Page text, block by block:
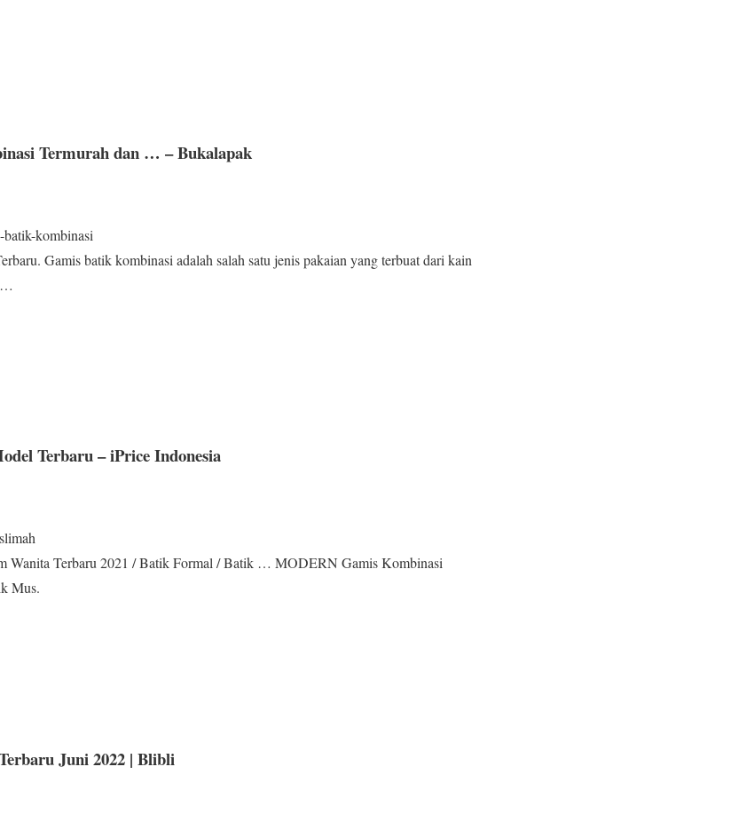
Termurah dan … – Bukalapak
batik-kombinasi
Gamis batik kombinasi adalah salah satu jenis pakaian yang terbuat dari kain
…
Terbaru – iPrice Indonesia
Terbaru 2021 / Batik Formal / Batik … MODERN Gamis Kombinasi
Mus.
Juni 2022 | Blibli